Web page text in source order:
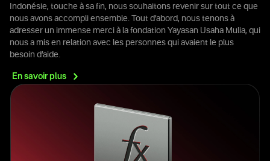
Indonésie, touche à sa fin, nous souhaitons revenir sur tout ce que
nous avons accompli ensemble. Tout d’abord, nous tenons à
adresser un immense merci à la fondation Yayasan Usaha Mulia, qui
nous a mis en relation avec les personnes qui avaient le plus
besoin d’aide.
En savoirplus